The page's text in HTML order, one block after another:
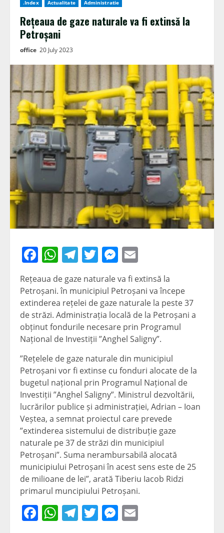
.Index Actualitate Administratie
Rețeaua de gaze naturale va fi extinsă la
Petroșani
office 20 July 2023
Facebook
WhatsApp
Telegram
TwitterMessenger
Rețeaua de gaze naturale va fi extinsă la
Petroșani. în municipiul Petroșani va începe
extinderea rețelei de gaze naturale la peste 37
de străzi. Administrația locală de la Petroșani a
obținut fondurile necesare prin Programul
Național de Investiții ”Anghel Saligny”.
”Rețelele de gaze naturale din municipiul
Petroșani vor fi extinse cu fonduri alocate de la
bugetul național prin Programul Național de
Investiții ”Anghel Saligny”. Ministrul dezvoltării,
lucrărilor publice și administrației, Adrian – Ioan
Veștea, a semnat proiectul care prevede
”extinderea sistemului de distribuție gaze
naturale pe 37 de străzi din municipiul
Petroșani”. Suma nerambursabilă alocată
municipiului Petroșani în acest sens este de 25
de milioane de lei”, arată Tiberiu Iacob Ridzi
primarul muncipiului Petroșani.
Facebook
WhatsApp
Telegram
TwitterMessenger